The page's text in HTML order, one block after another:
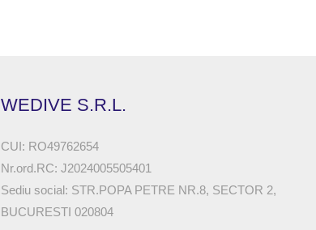
WEDIVE S.R.L.
CUI: RO49762654
Nr.ord.RC: J2024005505401
Sediu social: STR.POPA PETRE NR.8, SECTOR 2,
BUCURESTI 020804